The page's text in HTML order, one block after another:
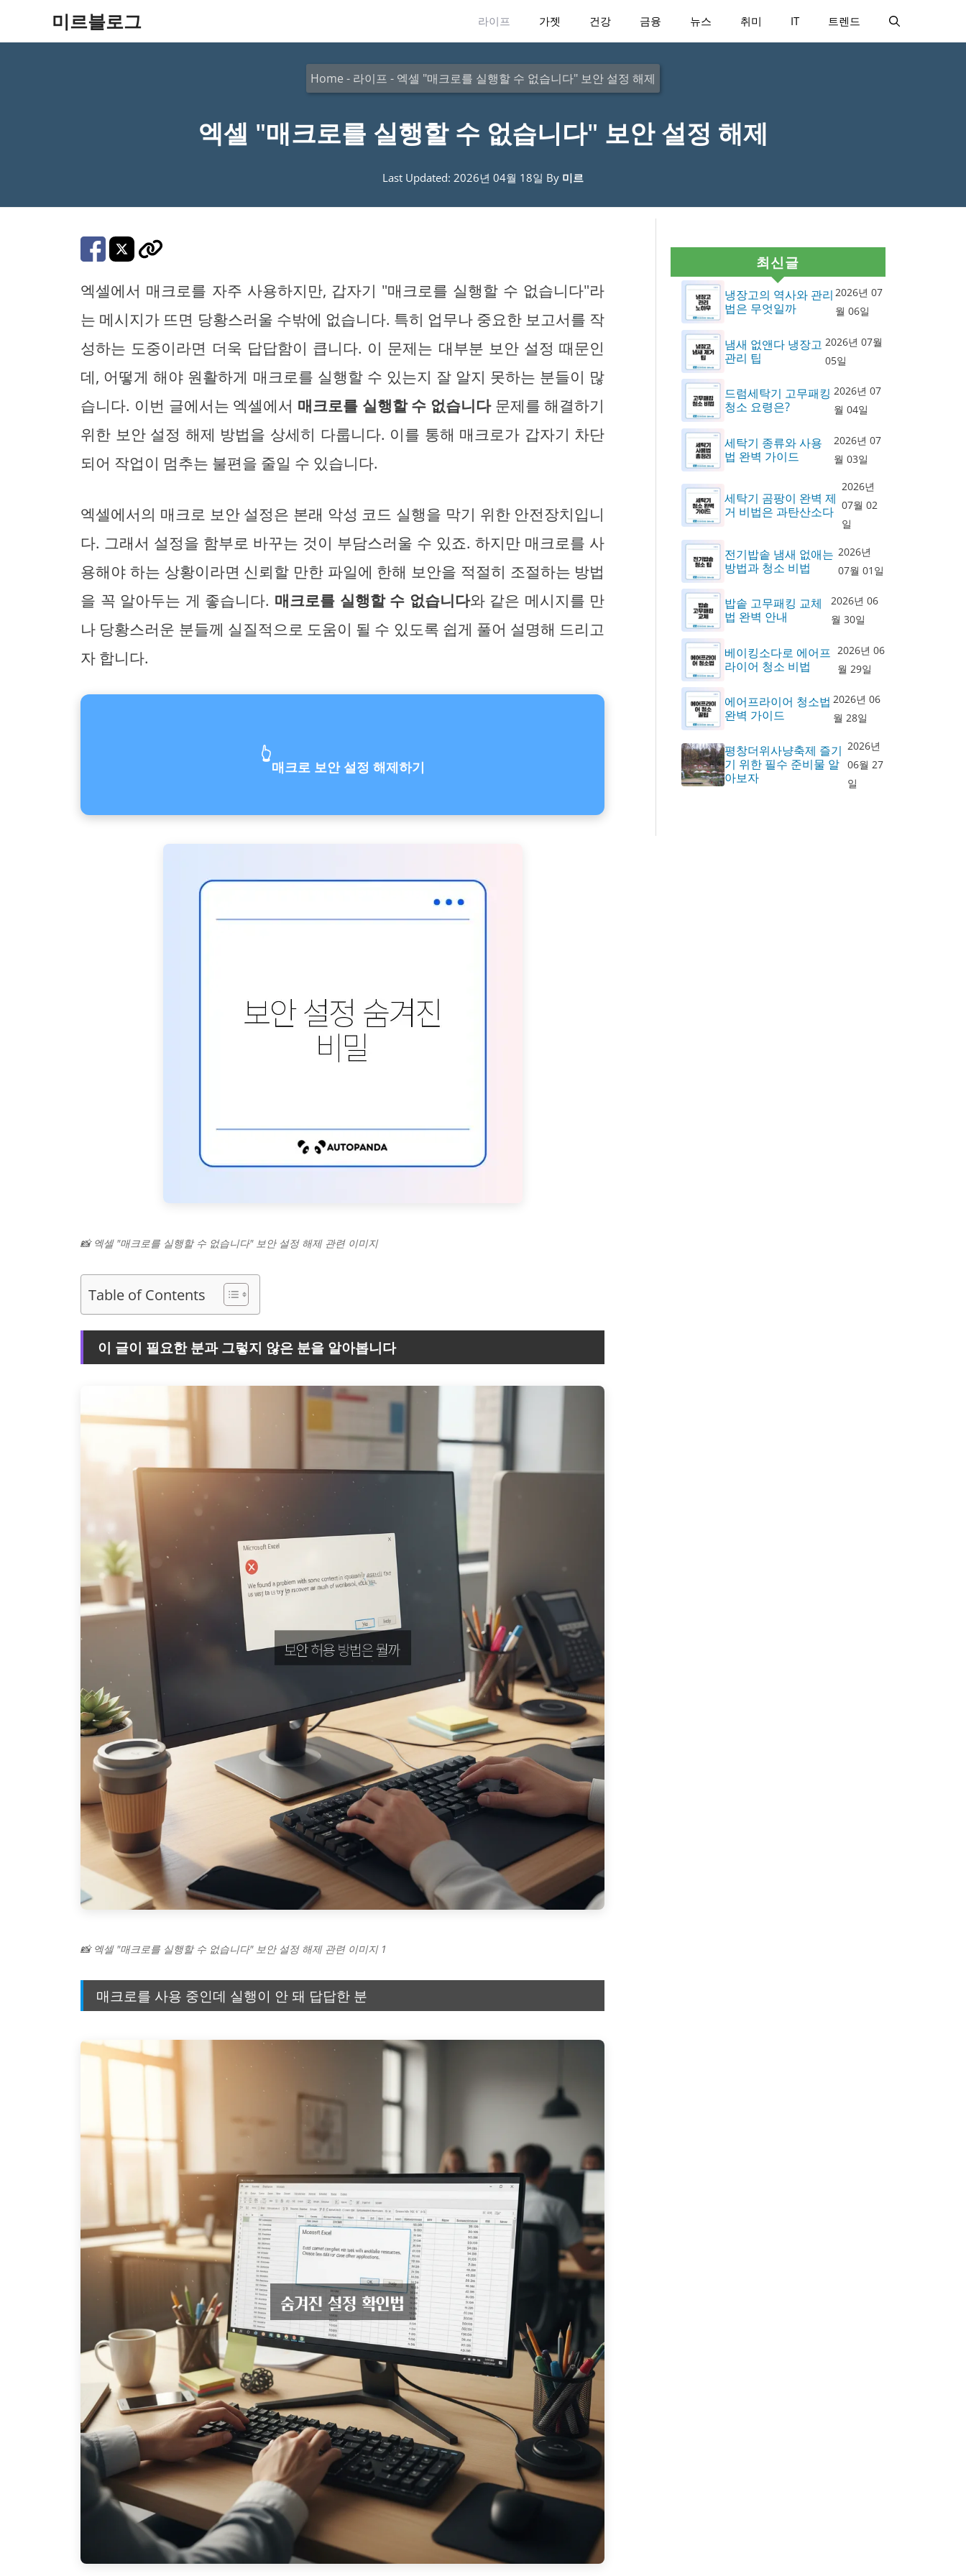
미르블로그 라이프 가젯 건강 금융 뉴스 취미 IT 트렌드
Home - 라이프 - 엑셀 "매크로를 실행할 수 없습니다" 보안 설정 해제
엑셀 "매크로를 실행할 수 없습니다" 보안 설정 해제
Last Updated: 2026년 04월 18일 By 미르
엑셀에서 매크로를 자주 사용하지만, 갑자기 "매크로를 실행할 수 없습니다"라
는 메시지가 뜨면 당황스러울 수밖에 없습니다. 특히 업무나 중요한 보고서를 작
성하는 도중이라면 더욱 답답함이 큽니다. 이 문제는 대부분 보안 설정 때문인
데, 어떻게 해야 원활하게 매크로를 실행할 수 있는지 잘 알지 못하는 분들이 많
습니다. 이번 글에서는 엑셀에서 매크로를 실행할 수 없습니다문제를 해결하기
위한 보안 설정 해제 방법을 상세히 다룹니다. 이를 통해 매크로가 갑자기 차단
되어 작업이 멈추는 불편을 줄일 수 있습니다.
엑셀에서의 매크로 보안 설정은 본래 악성 코드 실행을 막기 위한 안전장치입니
다. 그래서 설정을 함부로 바꾸는 것이 부담스러울 수 있죠. 하지만 매크로를 사
용해야 하는 상황이라면 신뢰할 만한 파일에 한해 보안을 적절히 조절하는 방법
을 꼭 알아두는 게 좋습니다. 매크로를 실행할 수 없습니다와 같은 메시지를 만
나 당황스러운 분들께 실질적으로 도움이 될 수 있도록 쉽게 풀어 설명해 드리고
자 합니다.
👆
매크로 보안 설정 해제하기
📸 엑셀 "매크로를 실행할 수 없습니다" 보안 설정 해제 관련 이미지
Table of Contents
이 글이 필요한 분과 그렇지 않은 분을 알아봅니다
📸 엑셀 "매크로를 실행할 수 없습니다" 보안 설정 해제 관련 이미지 1
매크로를 사용 중인데 실행이 안 돼 답답한 분
최신글
냉장고의 역사와 관리
법은 무엇일까
2026년 07
월 06일
냄새 없앤다 냉장고
관리 팁
2026년 07월
05일
드럼세탁기 고무패킹
청소 요령은?
2026년 07
월 04일
세탁기 종류와 사용
법 완벽 가이드
2026년 07
월 03일
세탁기 곰팡이 완벽 제
거 비법은 과탄산소다
2026년
07월 02
일
전기밥솥 냄새 없애는
방법과 청소 비법
2026년
07월 01일
밥솥 고무패킹 교체
법 완벽 안내
2026년 06
월 30일
베이킹소다로 에어프
라이어 청소 비법
2026년 06
월 29일
에어프라이어 청소법
완벽 가이드
2026년 06
월 28일
평창더위사냥축제 즐기
기 위한 필수 준비물 알
아보자
2026년
06월 27
일